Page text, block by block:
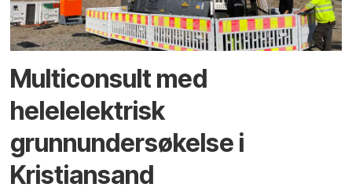
Multiconsult med
helelelektrisk
grunnundersøkelse i
Kristiansand